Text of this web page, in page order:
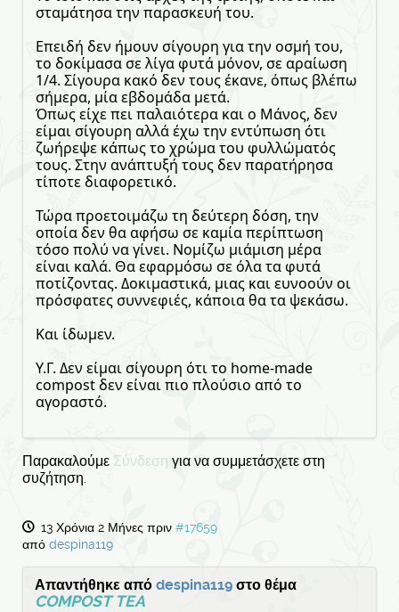
σταμάτησα την παρασκευή του.
Επειδή δεν ήμουν σίγουρη για την οσμή του,
το δοκίμασα σε λίγα φυτά μόνον, σε αραίωση
1/4. Σίγουρα κακό δεν τους έκανε, όπως βλέπω
σήμερα, μία εβδομάδα μετά.
Όπως είχε πει παλαιότερα και ο Μάνος, δεν
είμαι σίγουρη αλλά έχω την εντύπωση ότι
ζωήρεψε κάπως το χρώμα του φυλλώματός
τους. Στην ανάπτυξή τους δεν παρατήρησα
τίποτε διαφορετικό.
Τώρα προετοιμάζω τη δεύτερη δόση, την
οποία δεν θα αφήσω σε καμία περίπτωση
τόσο πολύ να γίνει. Νομίζω μιάμιση μέρα
είναι καλά. Θα εφαρμόσω σε όλα τα φυτά
ποτίζοντας. Δοκιμαστικά, μιας και ευνοούν οι
πρόσφατες συννεφιές, κάποια θα τα ψεκάσω.
Και ίδωμεν.
Υ.Γ. Δεν είμαι σίγουρη ότι το home-made
compost δεν είναι πιο πλούσιο από το
αγοραστό.
Παρακαλούμε Σύνδεση για να συμμετάσχετε στη
συζήτηση.
13 Χρόνια 2 Μήνες πριν #17659
από despina119
Απαντήθηκε από despina119 στο θέμα
COMPOST TEA